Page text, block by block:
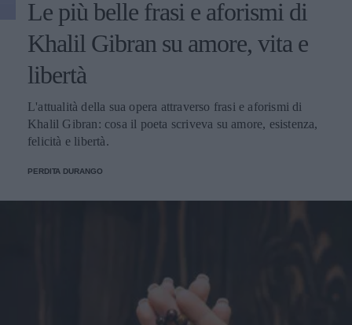
Le più belle frasi e aforismi di
Khalil Gibran su amore, vita e
libertà
L'attualità della sua opera attraverso frasi e aforismi di
Khalil Gibran: cosa il poeta scriveva su amore, esistenza,
felicità e libertà.
PERDITA DURANGO